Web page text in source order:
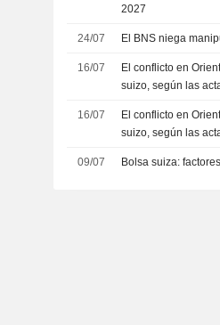
2027
24/07 El BNS niega
16/07
El conflicto en
suizo, según las
16/07
El conflicto en
suizo, según las
09/07 Bolsa suiza: